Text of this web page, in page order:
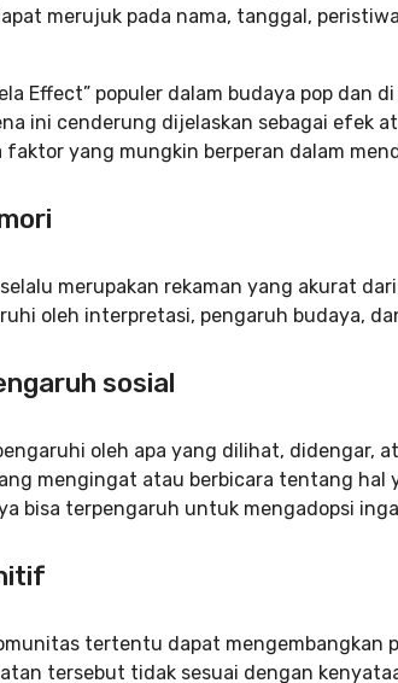
merujuk pada nama, tanggal,
Effect” populer dalam budaya pop dan
ini cenderung dijelaskan sebagai efek
faktor yang mungkin berperan dalam
merupakan rekaman yang akurat
oleh interpretasi, pengaruh budaya,
sosial
oleh apa yang dilihat, didengar,
mengingat atau berbicara tentang hal
bisa terpengaruh untuk mengadopsi
tertentu dapat mengembangkan
tersebut tidak sesuai dengan